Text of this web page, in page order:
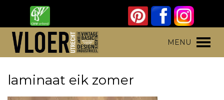
content
MENU
laminaat eik zomer